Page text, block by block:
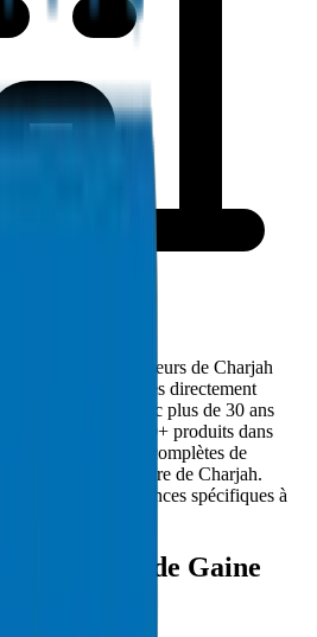
les entrepreneurs de Charjah
de Gaine PVC livrés directement
9001:2015. Avec plus de 30 ans
le CCG et 5000+ produits dans
des solutions complètes de
d'infrastructure de Charjah.
pour les exigences spécifiques à
/ Raccords de Gaine